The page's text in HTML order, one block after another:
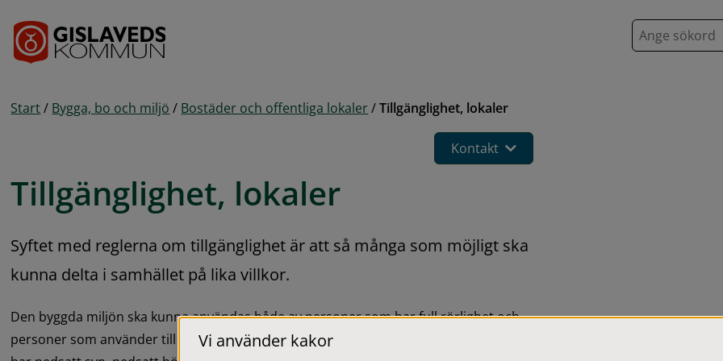
S
ö
Start / Bygga, bo och miljö / Bostäder och offentliga lokaler / Tillgänglighet, lokaler
Kontakt
Tillgänglighet, lokaler
Syftet med reglerna om tillgänglighet är att så många som möjligt ska
kunna delta i samhället på lika villkor.
Den byggda miljön ska kunna användas både av personer som har full rörlighet och
personer som använder till exempel rullstol, rollator eller käpp. Även personer som
Vi använder kakor